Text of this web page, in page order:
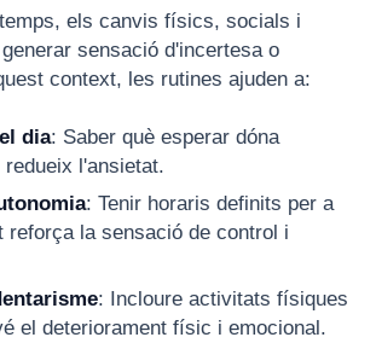
els canvis físics, socials i
sensació d'incertesa o
context, les rutines ajuden a:
dia: Saber què esperar dóna
redueix l'ansietat.
: Tenir horaris definits per a
reforça la sensació de control i
: Incloure activitats físiques
el deteriorament físic i emocional.